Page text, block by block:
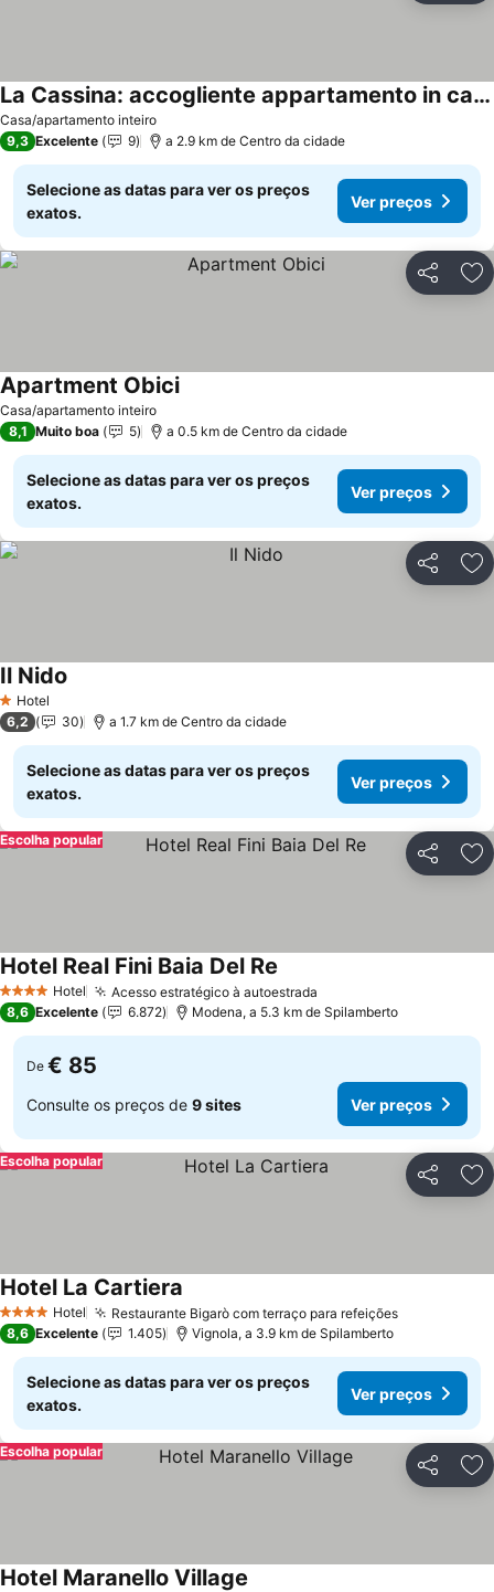
Casa/apartamento inteiro
La Cassina: accogliente appartamento in campagna
9,3 Excelente 9 a 2.9 km de Centro da cidade
Selecione as datas para ver os preços
exatos.
Ver preços
Partilhar
Casa/apartamento inteiro
Apartment Obici
8,1 Muito boa 5 a 0.5 km de Centro da cidade
Selecione as datas para ver os preços
exatos.
Ver preços
Partilhar
1 Estrelas
Hotel
Il Nido
6,2 30 a 1.7 km de Centro da cidade
Selecione as datas para ver os preços
exatos.
Ver preços
Partilhar
Escolha popular
4 EstrelasHotel Acesso estratégico à autoestrada
Hotel Real Fini Baia Del Re
8,6 Excelente 6.872 Modena, a 5.3 km de Spilamberto
De € 85
Consulte os preços de 9 sites Ver preços
Partilhar
Escolha popular
4 EstrelasHotel Restaurante Bigarò com terraço para refeições
Hotel La Cartiera
8,6 Excelente 1.405 Vignola, a 3.9 km de Spilamberto
Selecione as datas para ver os preços
exatos.
Ver preços
Partilhar
Escolha popular
Hotel Maranello Village